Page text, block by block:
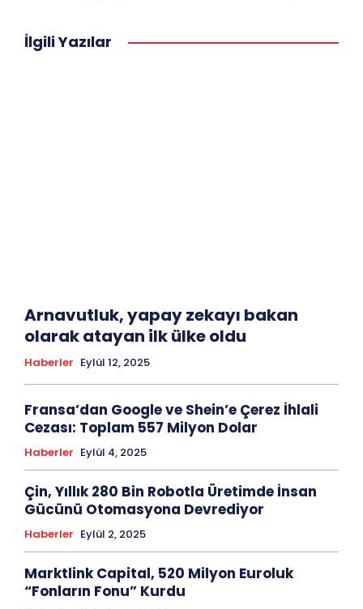
İlgili Yazılar
Arnavutluk, yapay zekayı bakan
olarak atayan ilk ülke oldu
Haberler Eylül 12, 2025
Fransa’dan Google ve Shein’e Çerez İhlali
Cezası: Toplam 557 Milyon Dolar
Haberler Eylül 4, 2025
Çin, Yıllık 280 Bin Robotla Üretimde İnsan
Gücünü Otomasyona Devrediyor
Haberler Eylül 2, 2025
Marktlink Capital, 520 Milyon Euroluk
“Fonların Fonu” Kurdu